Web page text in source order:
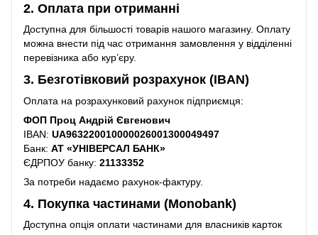
2. Оплата при отриманні
Доступна для більшості товарів нашого магазину. Оплату
можна внести під час отримання замовлення у відділенні
перевізника або кур’єру.
3. Безготівковий розрахунок (IBAN)
Оплата на розрахунковий рахунок підприємця:
ФОП Проц Андрій Євгенович
IBAN: UA963220010000026001300049497
Банк: АТ «УНІВЕРСАЛ БАНК»
ЄДРПОУ банку: 21133352
За потреби надаємо рахунок-фактуру.
4. Покупка частинами (Monobank)
Доступна опція оплати частинами для власників карток